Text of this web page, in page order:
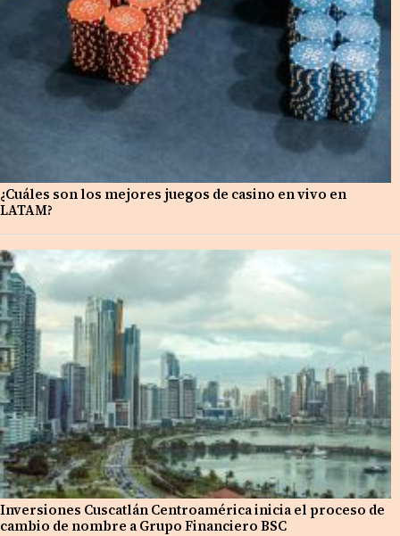
¿Cuáles son los mejores juegos de casino en vivo en
LATAM?
Inversiones Cuscatlán Centroamérica inicia el proceso de
cambio de nombre a Grupo Financiero BSC